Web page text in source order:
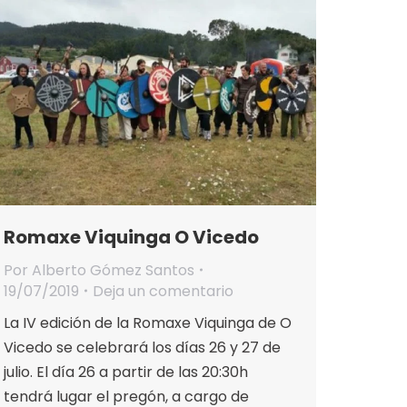
Romaxe Viquinga O Vicedo
Por Alberto Gómez Santos
19/07/2019
Deja un comentario
La IV edición de la Romaxe Viquinga de O
Vicedo se celebrará los días 26 y 27 de
julio. El día 26 a partir de las 20:30h
tendrá lugar el pregón, a cargo de